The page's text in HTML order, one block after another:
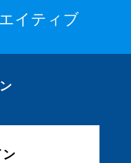
イティブ
ン